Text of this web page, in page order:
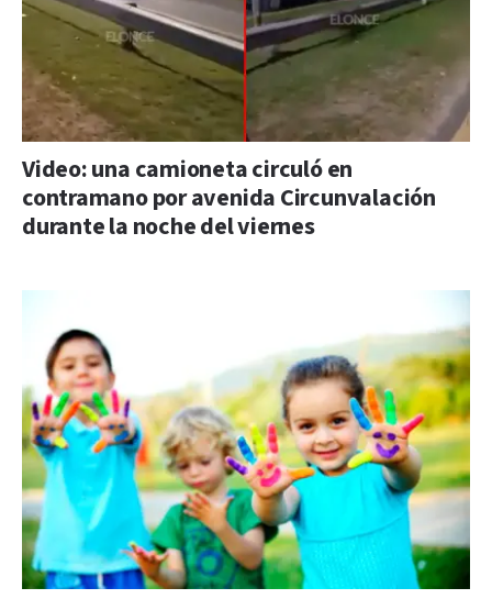
Video: una camioneta circuló en
contramano por avenida Circunvalación
durante la noche del viernes